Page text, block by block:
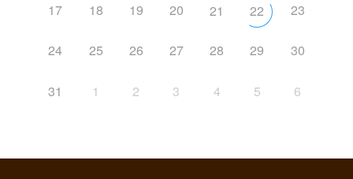
17 18 19 20 21 22 23
24 25 26 27 28 29 30
31 1 2 3 4 5 6